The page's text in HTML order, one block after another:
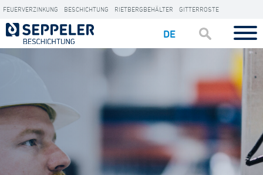
FEUERVERZINKUNG BESCHICHTUNG RIETBERGBEHÄLTER GITTERROSTE
DE